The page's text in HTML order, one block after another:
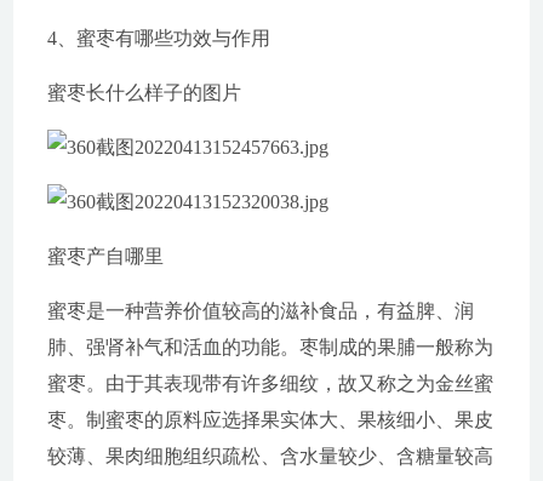
4、蜜枣有哪些功效与作用
蜜枣长什么样子的图片
蜜枣产自哪里
蜜枣是一种营养价值较高的滋补食品，有益脾、润
肺、强肾补气和活血的功能。枣制成的果脯一般称为
蜜枣。由于其表现带有许多细纹，故又称之为金丝蜜
枣。制蜜枣的原料应选择果实体大、果核细小、果皮
较薄、果肉细胞组织疏松、含水量较少、含糖量较高